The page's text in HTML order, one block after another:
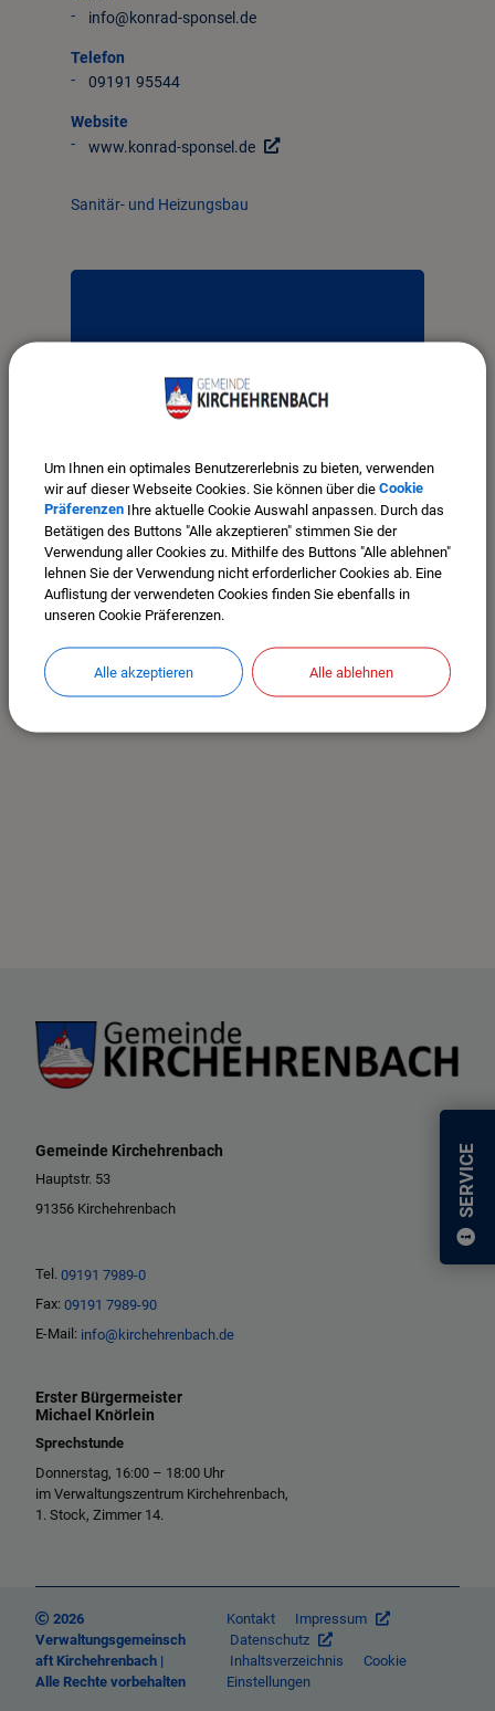
SERVICE
Sanitär- und Heizungsbau
info@konrad-sponsel.de
Telefon
09191 95544
Website
www.konrad-sponsel.de
OpenStreetMap wird
derzeit nicht angezeigt
Bitte aktivieren Sie "OpenStreetMap" in
Ihren Cookie Einstellungen.
COOKIES ANPASSEN
Gemeinde Kirchehrenbach
Hauptstr. 53
91356 Kirchehrenbach
Tel. 09191 7989-0
Fax: 09191 7989-90
E-Mail: info@kirchehrenbach.de
Erster Bürgermeister
Michael Knörlein
Sprechstunde
Donnerstag, 16:00 – 18:00 Uhr
im Verwaltungszentrum Kirchehrenbach,
1. Stock, Zimmer 14.
2026
Verwaltungsgemeinsch
aft Kirchehrenbach |
Alle Rechte vorbehalten
Kontakt
Impressum
Datenschutz
Inhaltsverzeichnis
Cookie
Einstellungen
Um Ihnen ein optimales Benutzererlebnis zu bieten, verwenden
wir auf dieser Webseite Cookies. Sie können über die Cookie
Präferenzen Ihre aktuelle Cookie Auswahl anpassen. Durch das
Betätigen des Buttons "Alle akzeptieren" stimmen Sie der
Verwendung aller Cookies zu. Mithilfe des Buttons "Alle ablehnen"
lehnen Sie der Verwendung nicht erforderlicher Cookies ab. Eine
Auflistung der verwendeten Cookies finden Sie ebenfalls in
unseren Cookie Präferenzen.
Alle akzeptieren Alle ablehnen